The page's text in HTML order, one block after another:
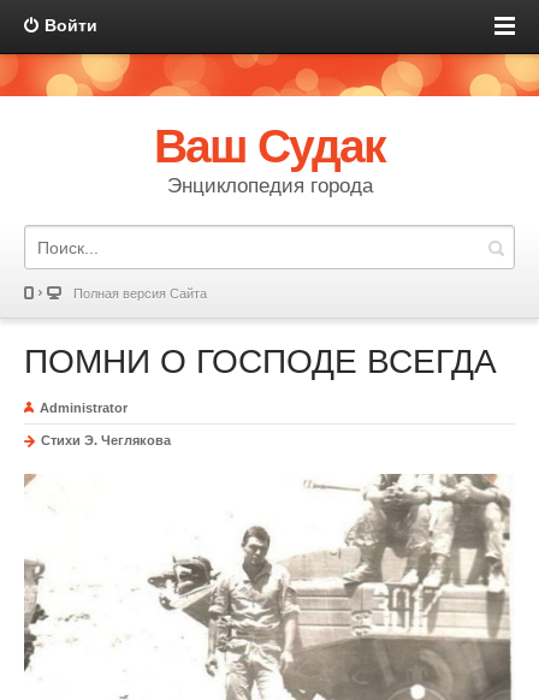
Войти
Ваш Судак
Энциклопедия города
Полная версия Сайта
ПОМНИ О ГОСПОДЕ ВСЕГДА
Administrator
Стихи Э. Чеглякова